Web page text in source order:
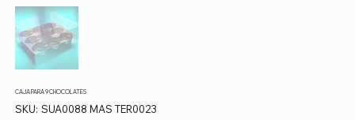
CAJA PARA 9 CHOCOLATES
SKU: SKU
SUA0088
SUA0088 MAS TER0023